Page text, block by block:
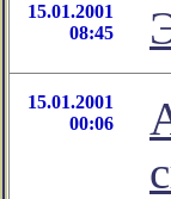
15.01.2001
08:45
15.01.2001
00:06